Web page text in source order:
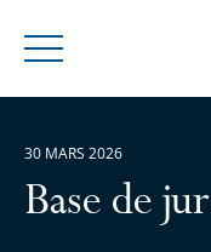
Menu
Base de
30 MARS 2026